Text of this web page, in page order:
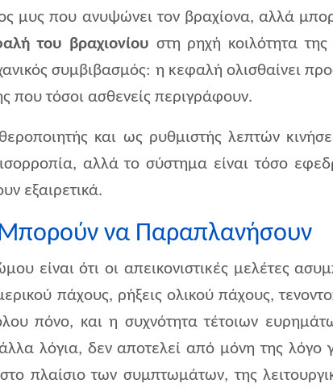
μυς που ανυψώνει τον βραχίονα, αλλά
του βραχιονίου στη ρηχή κοιλότητα
συμβιβασμός: η κεφαλή ολισθαίνει
που τόσοι ασθενείς περιγράφουν.
και ως ρυθμιστής λεπτών
αλλά το σύστημα είναι τόσο
εξαιρετικά.
Μπορούν να Παραπλανήσουν
είναι ότι οι απεικονιστικές μελέτες
πάχους, ρήξεις ολικού πάχους,
πόνο, και η συχνότητα τέτοιων
λόγια, δεν αποτελεί από μόνη της λόγο
πλαίσιο των συμπτωμάτων, της